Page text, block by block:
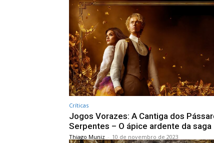
Críticas
Jogos Vorazes: A Cantiga dos
Serpentes – O ápice ardente da saga
Thiago Muniz - 10 de novembro de 2023